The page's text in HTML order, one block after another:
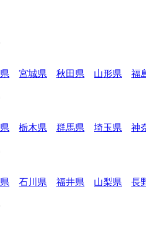
宮城県 秋田県 山形県 福
栃木県 群馬県 埼玉県 神
石川県 福井県 山梨県 長